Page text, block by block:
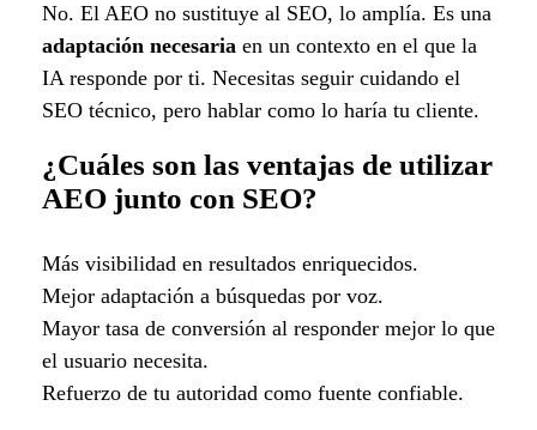
No. El AEO no sustituye al SEO, lo amplía. Es una
adaptación necesaria en un contexto en el que la
IA responde por ti. Necesitas seguir cuidando el
SEO técnico, pero hablar como lo haría tu cliente.
¿Cuáles son las ventajas de utilizar
AEO junto con SEO?
Más visibilidad en resultados enriquecidos.
Mejor adaptación a búsquedas por voz.
Mayor tasa de conversión al responder mejor lo que
el usuario necesita.
Refuerzo de tu autoridad como fuente confiable.